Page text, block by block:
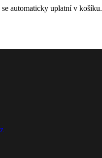
se automaticky uplatní v košíku.